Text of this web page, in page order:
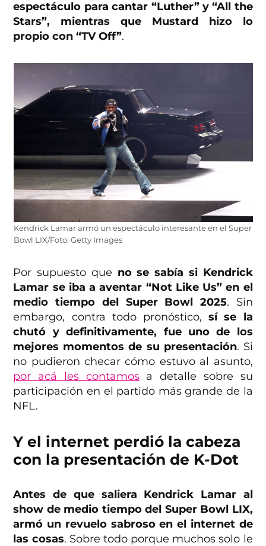
espectáculo para cantar “Luther” y “All the
Stars”, mientras que Mustard hizo lo
propio con “TV Off”.
Kendrick Lamar armó un espectáculo interesante en el Super
Bowl LIX/Foto: Getty Images
Por supuesto que no se sabía si Kendrick
Lamar se iba a aventar “Not Like Us” en el
medio tiempo del Super Bowl 2025. Sin
embargo, contra todo pronóstico,sí se la
chutó y definitivamente, fue uno de los
mejores momentos de su presentación. Si
no pudieron checar cómo estuvo al asunto,
por acá les contamosa detalle sobre su
participación en el partido más grande de la
NFL.
Y el internet perdió la cabeza
con la presentación de K-Dot
Antes de que saliera Kendrick Lamar al
show de medio tiempo del Super Bowl LIX,
armó un revuelo sabroso en el internet de
las cosas. Sobre todo porque muchos solo le